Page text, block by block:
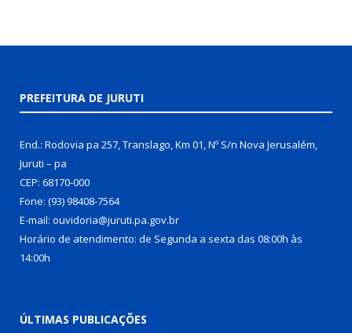
PREFEITURA DE JURUTI
End.: Rodovia pa 257, Translago, Km 01, Nº S/n Nova Jerusalém,
Juruti – pa
CEP: 68170-000
Fone: (93) 98408-7564
E-mail: ouvidoria@juruti.pa.gov.br
Horário de atendimento: de Segunda a sexta das 08:00h às
14:00h
ÚLTIMAS PUBLICAÇÕES